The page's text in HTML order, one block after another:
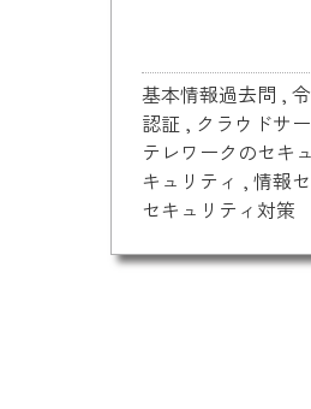
基本情報過去問 ,
認証 , クラウドサ
テレワークのセキ
キュリティ , 情報
セキュリティ対策